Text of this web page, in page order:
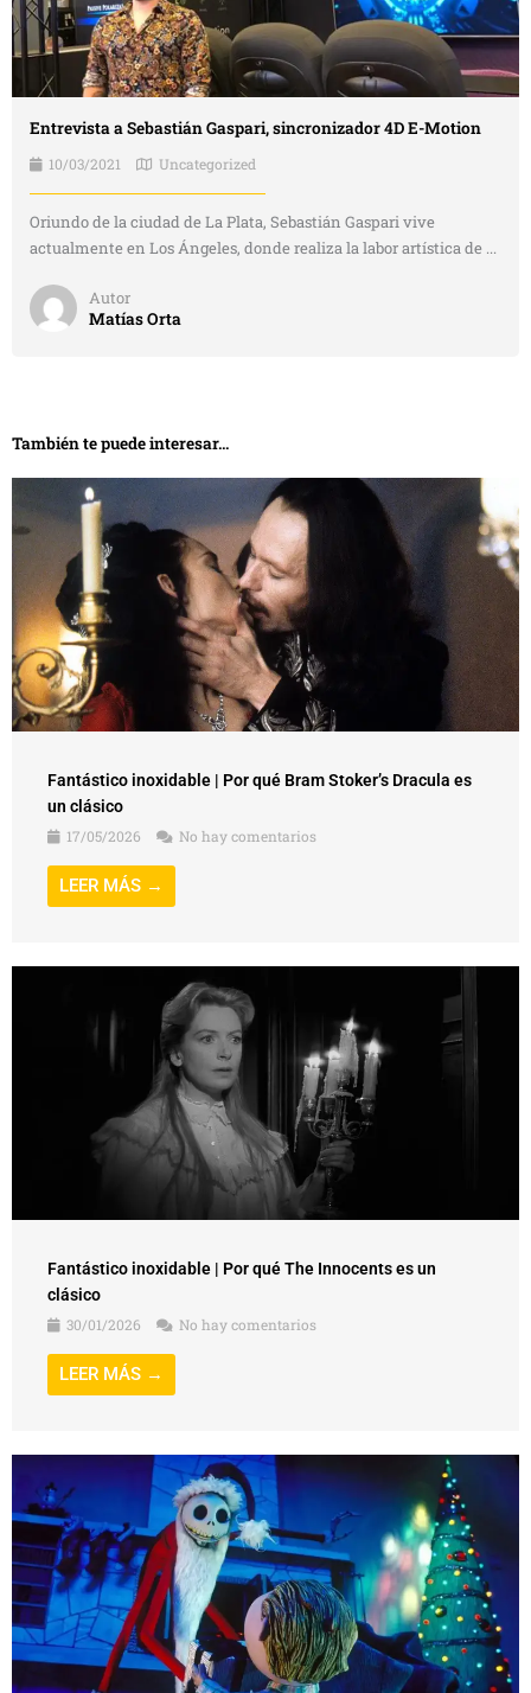
Entrevista a Sebastián Gaspari, sincronizador 4D E-Motion
10/03/2021 Uncategorized
Oriundo de la ciudad de La Plata, Sebastián Gaspari vive
actualmente en Los Ángeles, donde realiza la labor artística de ...
Autor
Matías Orta
También te puede interesar...
Fantástico inoxidable | Por qué Bram Stoker’s Dracula es
un clásico
17/05/2026
No hay comentarios
LEER MÁS →
Fantástico inoxidable | Por qué The Innocents es un
clásico
30/01/2026
No hay comentarios
LEER MÁS →